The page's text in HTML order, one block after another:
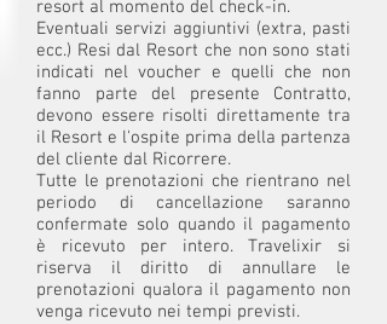
resort al momento del check-in.
Eventuali servizi aggiuntivi (extra, pasti
ecc.) Resi dal Resort che non sono stati
indicati nel voucher e quelli che non
fanno parte del presente Contratto,
devono essere risolti direttamente tra
il Resort e l'ospite prima della partenza
del cliente dal Ricorrere.
Tutte le prenotazioni che rientrano nel
periodo di cancellazione saranno
confermate solo quando il pagamento
è ricevuto per intero. Travelixir si
riserva il diritto di annullare le
prenotazioni qualora il pagamento non
venga ricevuto nei tempi previsti.